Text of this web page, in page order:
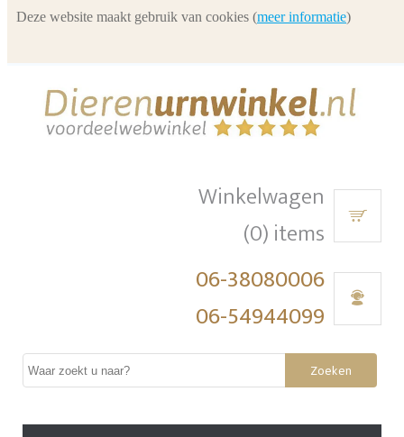
Winkelwagen
(0) items
06-38080006
06-54944099
Zoeken
Deze website maakt gebruik van cookies (meer informatie)